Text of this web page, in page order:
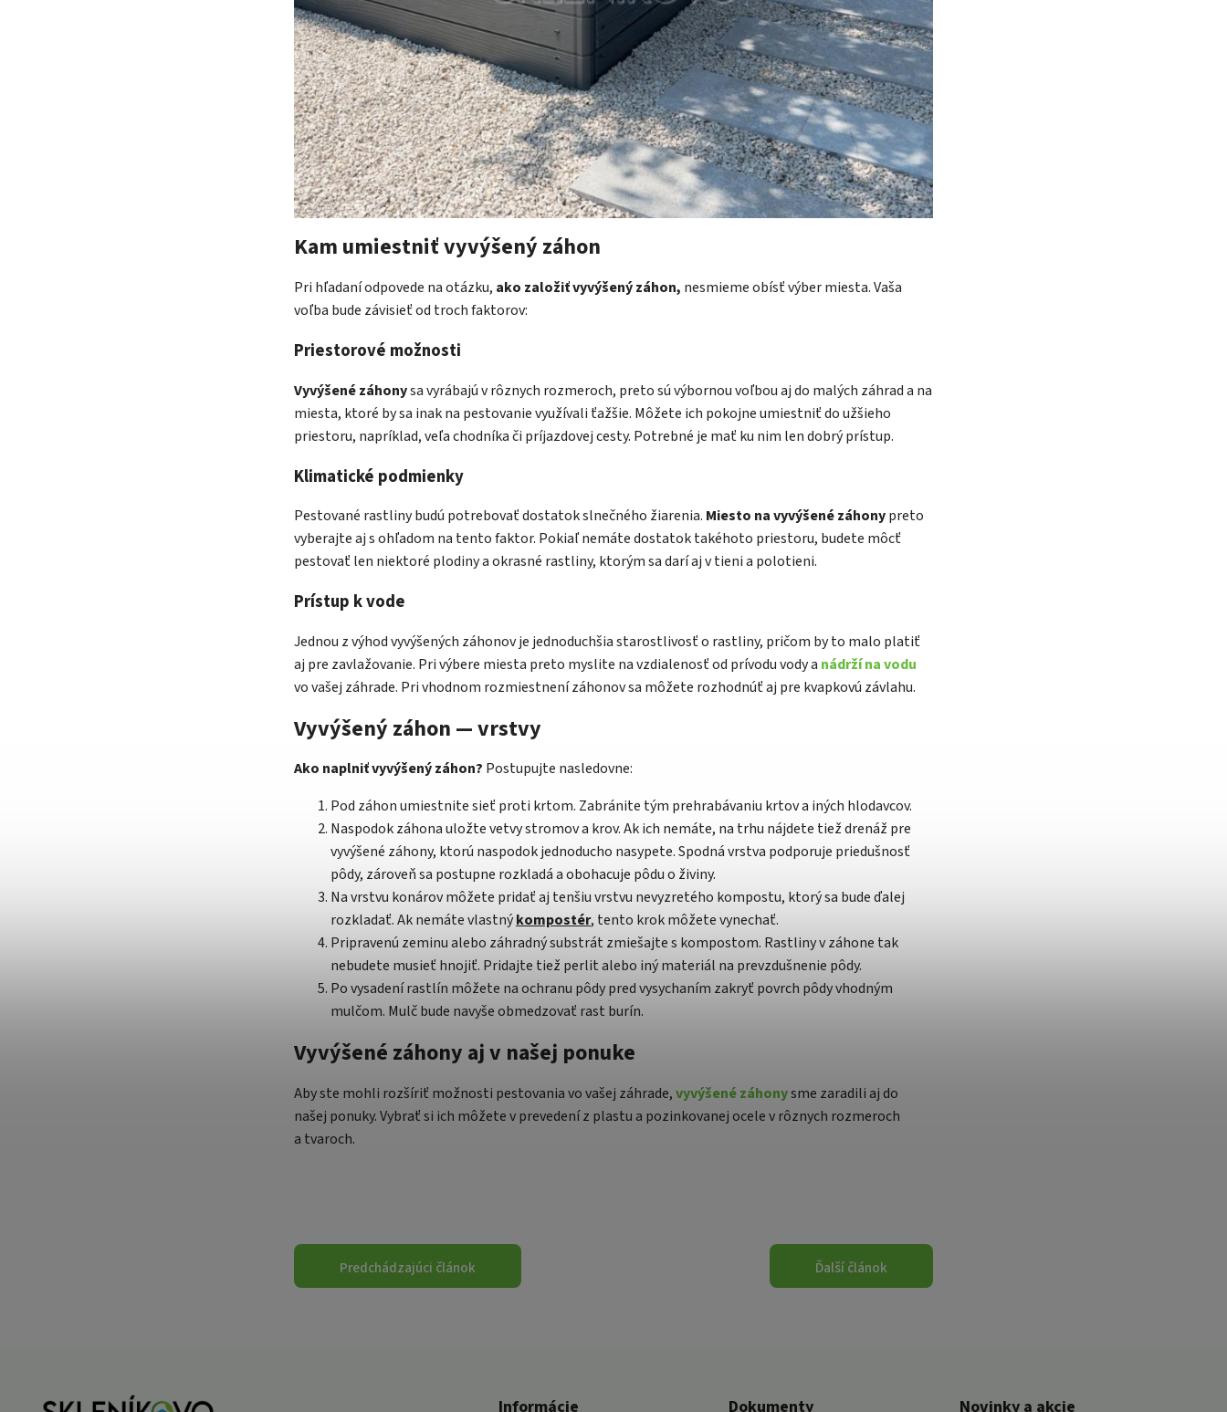
Kam umiestniť vyvýšený záhon
Pri hľadaní odpovede na otázku, ako založiť vyvýšený záhon, nesmieme obísť výber miesta. Vaša
voľba bude závisieť od troch faktorov:
Priestorové možnosti
Vyvýšené záhonysa vyrábajú v rôznych rozmeroch, preto sú výbornou voľbou aj do malých záhrad a na
miesta, ktoré by sa inak na pestovanie využívali ťažšie. Môžete ich pokojne umiestniť do užšieho
priestoru, napríklad, veľa chodníka či príjazdovej cesty. Potrebné je mať ku nim len dobrý prístup.
Klimatické podmienky
Pestované rastliny budú potrebovať dostatok slnečného žiarenia. Miesto na vyvýšené záhonypreto
vyberajte aj s ohľadom na tento faktor. Pokiaľ nemáte dostatok takéhoto priestoru, budete môcť
pestovať len niektoré plodiny a okrasné rastliny, ktorým sa darí aj v tieni a polotieni.
Prístup k vode
Jednou z výhod vyvýšených záhonov je jednoduchšia starostlivosť o rastliny, pričom by to malo platiť
aj pre zavlažovanie. Pri výbere miesta preto myslite na vzdialenosť od prívodu vody a nádrží na vodu
vo vašej záhrade. Pri vhodnom rozmiestnení záhonov sa môžete rozhodnúť aj pre kvapkovú závlahu.
Vyvýšený záhon — vrstvy
Ako naplniť vyvýšený záhon? Postupujte nasledovne:
Pod záhon umiestnite sieť proti krtom. Zabránite tým prehrabávaniu krtov a iných hlodavcov.
Naspodok záhona uložte vetvy stromov a krov. Ak ich nemáte, na trhu nájdete tiež drenáž pre
vyvýšené záhony, ktorú naspodok jednoducho nasypete. Spodná vrstva podporuje priedušnosť
pôdy, zároveň sa postupne rozkladá a obohacuje pôdu o živiny.
Na vrstvu konárov môžete pridať aj tenšiu vrstvu nevyzretého kompostu, ktorý sa bude ďalej
rozkladať. Ak nemáte vlastnýkompostér, tento krok môžete vynechať.
Pripravenú zeminu alebo záhradný substrát zmiešajte s kompostom. Rastliny v záhone tak
nebudete musieť hnojiť. Pridajte tiež perlit alebo iný materiál na prevzdušnenie pôdy.
Po vysadení rastlín môžete na ochranu pôdy pred vysychaním zakryť povrch pôdy vhodným
mulčom. Mulč bude navyše obmedzovať rast burín.
Vyvýšené záhony aj v našej ponuke
Aby ste mohli rozšíriť možnosti pestovania vo vašej záhrade,vyvýšené záhonysme zaradili aj do
našej ponuky. Vybrať si ich môžete v prevedení z plastu a pozinkovanej ocele v rôznych rozmeroch
a tvaroch.
Predchádzajúci článok Ďalší článok
Informácie Dokumenty Novinky a akcie